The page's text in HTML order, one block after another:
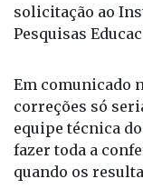
solicitação ao
Pesquisas
Em comunicado
correções só
equipe técnica
fazer toda a
quando os